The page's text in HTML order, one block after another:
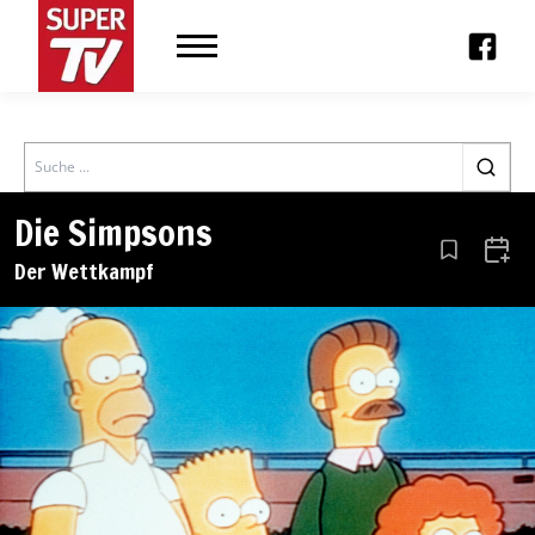
Search
Die Simpsons
Der Wettkampf Aus den